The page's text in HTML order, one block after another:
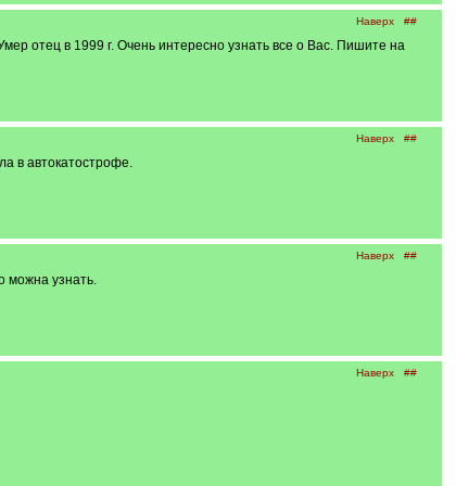
Наверх ##
отец в 1999 г. Очень интересно узнать все о Вас. Пишите на
Наверх ##
в автокатострофе.
Наверх ##
можна узнать.
Наверх ##